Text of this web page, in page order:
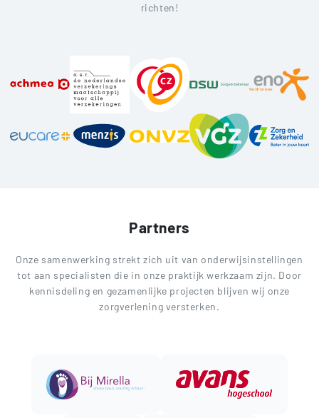
richten!
Partners
Onze samenwerking strekt zich uit van onderwijsinstellingen
tot aan specialisten die in onze praktijk werkzaam zijn. Door
kennisdeling en gezamenlijke projecten blijven wij onze
zorgverlening versterken.